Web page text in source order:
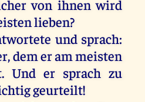
von ihnen wird
lieben?
und sprach:
,demerammeisten
. Und er sprach zu
geurteilt!